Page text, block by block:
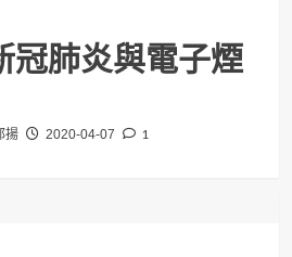
清德祝賀英國新首相柏南 王郁揚:先
台灣《菸害防制法》與英國接軌
冠肺炎與電子煙
揚 2020-04-07 1